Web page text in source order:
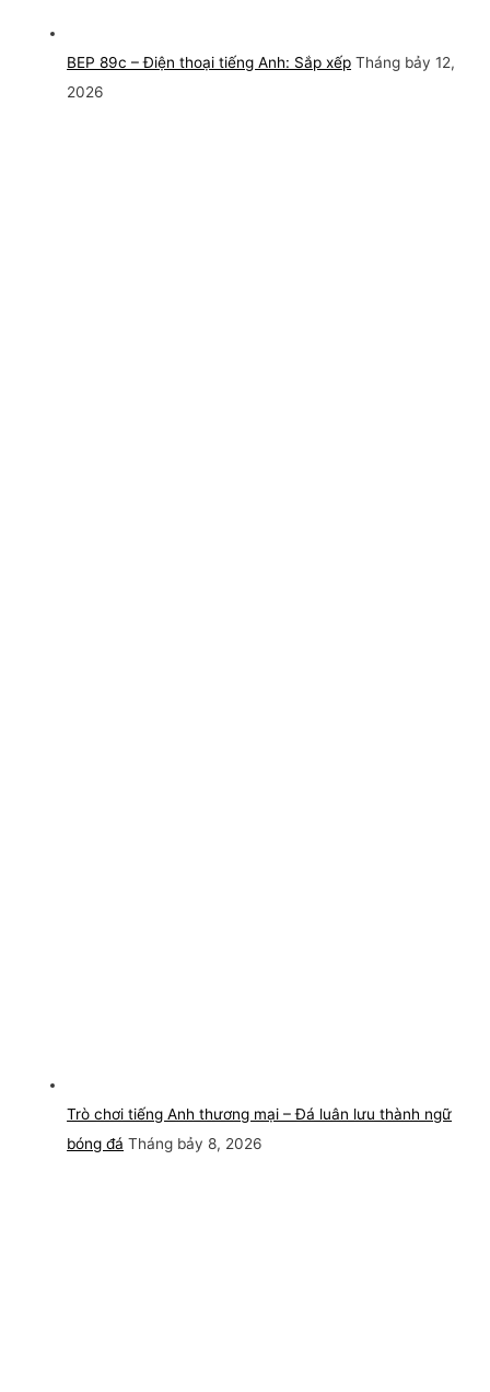
BEP 89c – Điện thoại tiếng Anh: Sắp xếp Tháng bảy 12,
2026
Trò chơi tiếng Anh thương mại – Đá luân lưu thành ngữ
bóng đá Tháng bảy 8, 2026